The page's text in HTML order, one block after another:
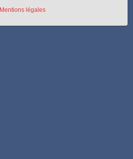
Mentions légales